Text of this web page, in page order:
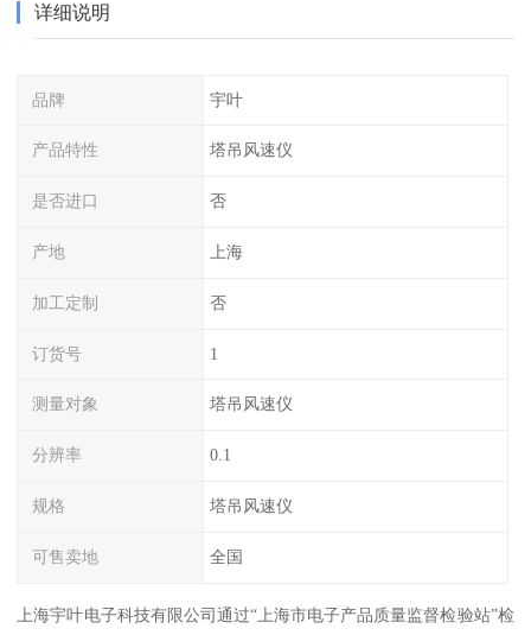
详细说明
品牌 宇叶
产品特性 塔吊风速仪
是否进口 否
产地 上海
加工定制 否
订货号 1
测量对象 塔吊风速仪
分辨率 0.1
规格 塔吊风速仪
可售卖地 全国
上海宇叶电子科技有限公司通过“上海市电子产品质量监督检验站”检